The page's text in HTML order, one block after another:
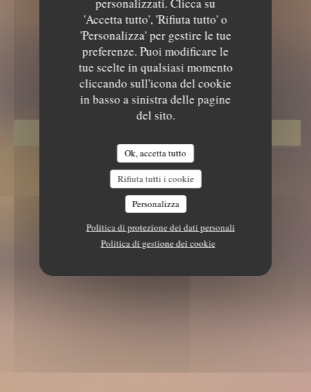
'Accetta tutto', 'Rifiuta tutto' o
'Personalizza' per gestire le tue
preferenze. Puoi modificare le
tue scelte in qualsiasi momento
cliccando sull'icona del cookie
in basso a sinistra delle pagine
del sito.
Ok, accetta tutto
Rifiuta tutti i cookie
Personalizza
Politica di protezione dei dati personali
Politica di gestione dei cookie
CHEZ CLAUDE
RISTORANTE SEMINARIO
ACCOGLIENZA|PARIS